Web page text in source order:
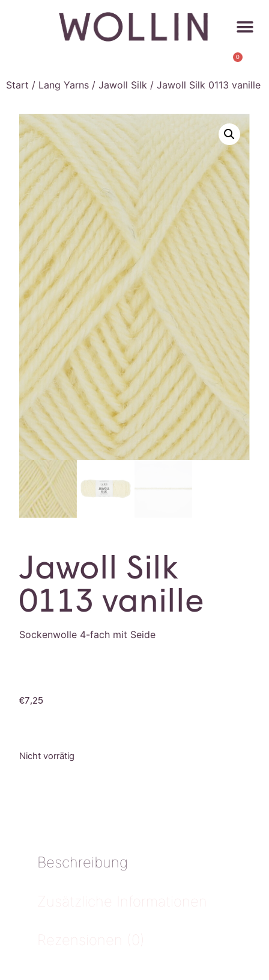
0
Start / Lang Yarns / Jawoll Silk / Jawoll Silk 0113 vanille
Jawoll Silk
0113 vanille
Sockenwolle 4-fach mit Seide
€7,25
Nicht vorrätig
Beschreibung
Zusätzliche Informationen
Rezensionen (0)